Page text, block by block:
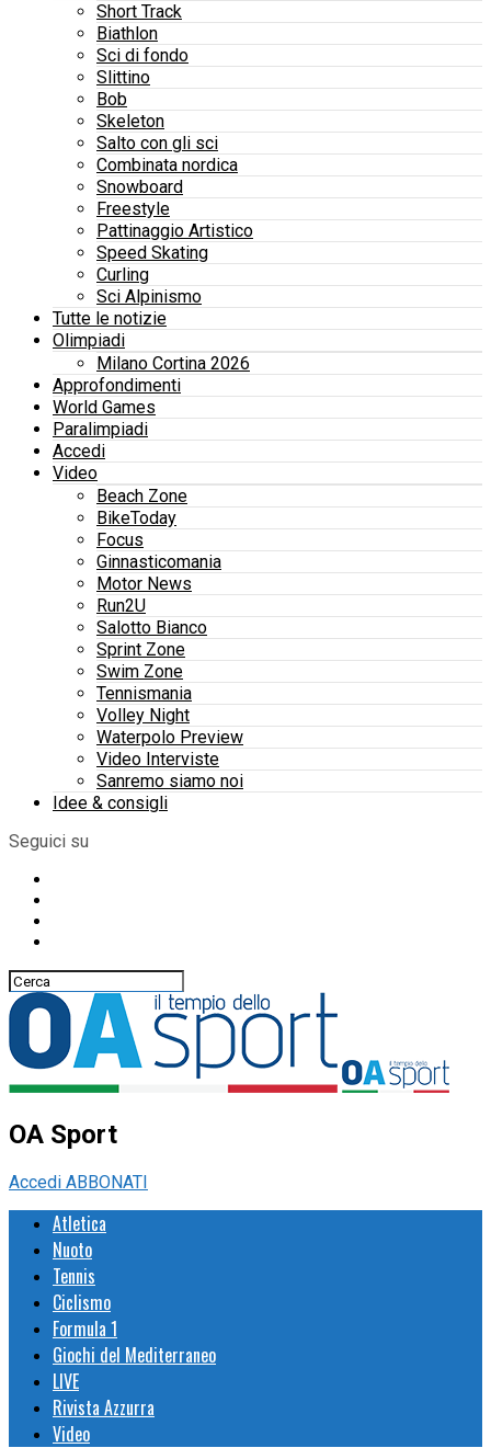
Short Track
Biathlon
Sci di fondo
Slittino
Bob
Skeleton
Salto con gli sci
Combinata nordica
Snowboard
Freestyle
Pattinaggio Artistico
Speed Skating
Curling
Sci Alpinismo
Tutte le notizie
Olimpiadi
Milano Cortina 2026
Approfondimenti
World Games
Paralimpiadi
Accedi
Video
Beach Zone
BikeToday
Focus
Ginnasticomania
Motor News
Run2U
Salotto Bianco
Sprint Zone
Swim Zone
Tennismania
Volley Night
Waterpolo Preview
Video Interviste
Sanremo siamo noi
Idee & consigli
Seguici su
OA Sport
Accedi ABBONATI
Atletica
Nuoto
Tennis
Ciclismo
Formula 1
Giochi del Mediterraneo
LIVE
Rivista Azzurra
Video